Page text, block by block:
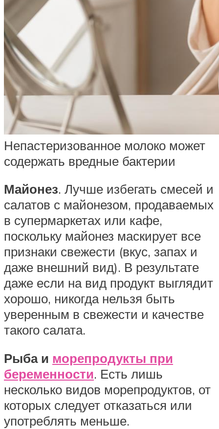
Непастеризованное молоко может
содержать вредные бактерии
Майонез. Лучше избегать смесей и
салатов с майонезом, продаваемых
в супермаркетах или кафе,
поскольку майонез маскирует все
признаки свежести (вкус, запах и
даже внешний вид). В результате
даже если на вид продукт выглядит
хорошо, никогда нельзя быть
уверенным в свежести и качестве
такого салата.
Рыба и морепродукты при
беременности. Есть лишь
несколько видов морепродуктов, от
которых следует отказаться или
употреблять меньше.